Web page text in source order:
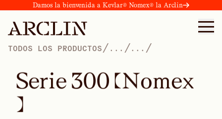
Damos la bienvenida a Kevlar® Nomex® la Arclin
TODOS LOS PRODUCTOS / ... /... /
Serie 300 (Nomex
)